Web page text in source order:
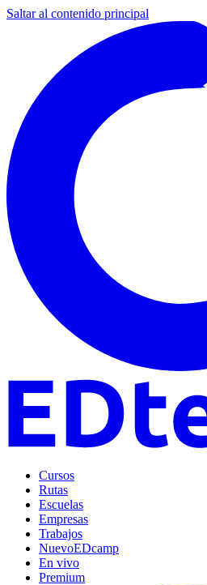
Saltar al contenido principal
Cursos
Rutas
Escuelas
Empresas
Trabajos
NuevoEDcamp
En vivo
Premium